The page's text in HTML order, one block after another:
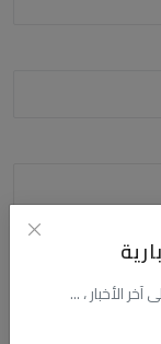
الأخبار ، ...